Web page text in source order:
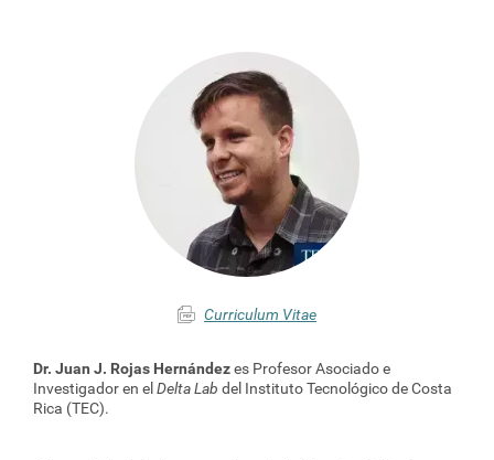
Curriculum Vitae
Dr. Juan J. Rojas Hernándezes Profesor Asociado e
Investigador en el Delta Lab del Instituto Tecnológico de Costa
Rica (TEC).